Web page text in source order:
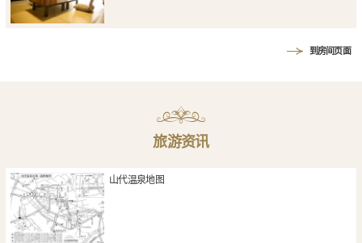
到房间页面
旅游资讯
山代温泉地图